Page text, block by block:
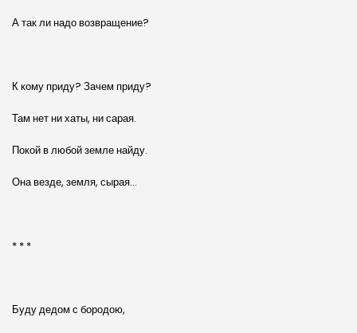
А так ли надо возвращение?
К кому приду? Зачем приду?
Там нет ни хаты, ни сарая.
Покой в любой земле найду.
Она везде, земля, сырая…
* * *
Буду дедом с бородою,